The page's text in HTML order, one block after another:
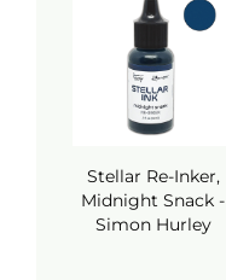
Stellar Re-Inker,
Midnight Snack -
Simon Hurley